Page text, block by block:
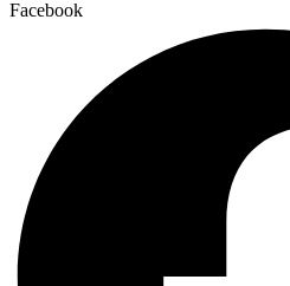
Facebook